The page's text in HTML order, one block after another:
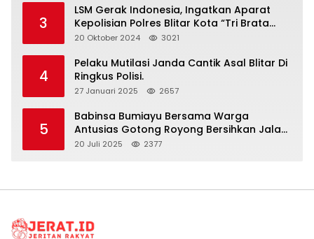
3
LSM Gerak Indonesia, Ingatkan Aparat
Kepolisian Polres Blitar Kota “Tri Brata
Polri” Harus Diamalkan
20 Oktober 2024 3021
4
Pelaku Mutilasi Janda Cantik Asal Blitar Di
Ringkus Polisi.
27 Januari 2025 2657
5
Babinsa Bumiayu Bersama Warga
Antusias Gotong Royong Bersihkan Jalan
Dusun Banaran
20 Juli 2025 2377